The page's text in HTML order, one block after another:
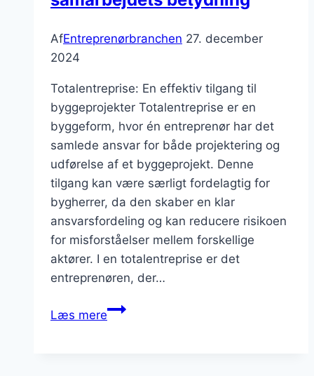
AfEntreprenørbranchen 27. december
2024
Totalentreprise: En effektiv tilgang til
byggeprojekter Totalentreprise er en
byggeform, hvor én entreprenør har det
samlede ansvar for både projektering og
udførelse af et byggeprojekt. Denne
tilgang kan være særligt fordelagtig for
bygherrer, da den skaber en klar
ansvarsfordeling og kan reducere risikoen
for misforståelser mellem forskellige
aktører. I en totalentreprise er det
entreprenøren, der…
Læs mereTotalentreprise